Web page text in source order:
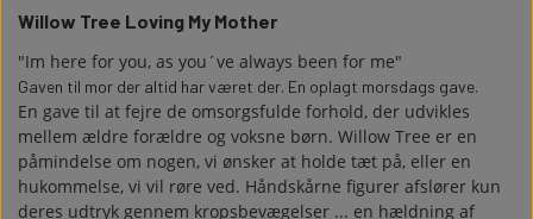
GAVEÆSKER I TRÆ
TERMOKRUS MED PRINT
STUEN
Willow Tree Loving My Mother
"Im here for you, as you´ve always been for me"
Gaven til mor der altid har været der. En oplagt morsdags gave.
En gave til at fejre de omsorgsfulde forhold, der udvikles
mellem ældre forældre og voksne børn. Willow Tree er en
påmindelse om nogen, vi ønsker at holde tæt på, eller en
hukommelse, vi vil røre ved. Håndskårne figurer afslører kun
deres udtryk gennem kropsbevægelser ... en hældning af